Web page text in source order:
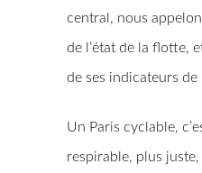
central, nous
de l’état de la flotte,
de ses indicateurs
Un Paris cyclable,
respirable, plus